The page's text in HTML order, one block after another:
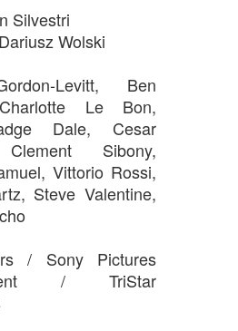
Silvestri
Wolski
Levitt, Ben
Le Bon,
Dale, Cesar
Sibony,
Vittorio Rossi,
Steve Valentine,
/ Sony Pictures
/ TriStar